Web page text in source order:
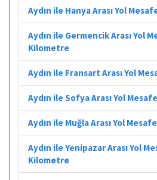
Aydın ile Hanya Arası Yol
Aydın ile Germencik Arası Yol
Kilometre
Aydın ile Fransart Arası Yol
Aydın ile Sofya Arası Yol
Aydın ile Muğla Arası Yol
Aydın ile Yenipazar Arası Yol
Kilometre